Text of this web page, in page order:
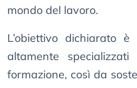
mondo del lavoro.
L’obiettivo dichiarato
altamente
formazione, così da